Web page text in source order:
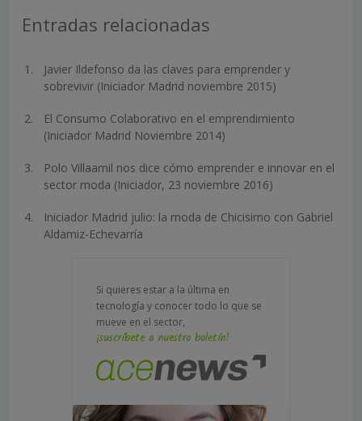
Entradas relacionadas
Javier Ildefonso da las claves para emprender y
sobrevivir (Iniciador Madrid noviembre 2015)
El Consumo Colaborativo en el emprendimiento
(Iniciador Madrid Noviembre 2014)
Polo Villaamil nos dice cómo emprender e innovar en el
sector moda (Iniciador, 23 noviembre 2016)
Iniciador Madrid julio: la moda de Chicisimo con Gabriel
Aldamiz-Echevarría
Si quieres estar a la última en
tecnología y conocer todo lo que se
mueve en el sector,
¡suscríbete a nuestro boletín!